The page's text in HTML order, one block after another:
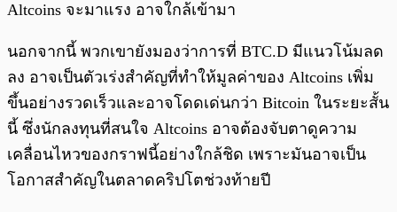
Altcoins จะมาแรง อาจใกล้เข้ามา
นอกจากนี้ พวกเขายังมองว่าการที่ BTC.D มีแนวโน้มลด
ลง อาจเป็นตัวเร่งสำคัญที่ทำให้มูลค่าของ Altcoins เพิ่ม
ขึ้นอย่างรวดเร็วและอาจโดดเด่นกว่า Bitcoin ในระยะสั้น
นี้ ซึ่งนักลงทุนที่สนใจ Altcoins อาจต้องจับตาดูความ
เคลื่อนไหวของกราฟนี้อย่างใกล้ชิด เพราะมันอาจเป็น
โอกาสสำคัญในตลาดคริปโตช่วงท้ายปี